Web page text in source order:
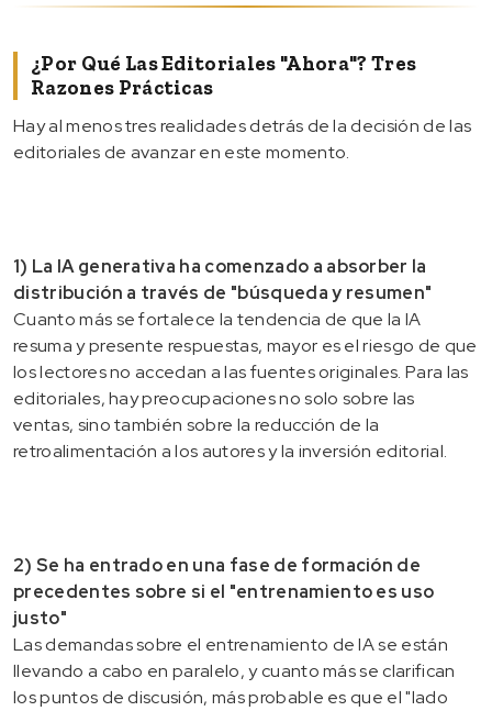
¿Por Qué Las Editoriales "ahora"? Tres
Razones Prácticas
Hay al menos tres realidades detrás de la decisión de las
editoriales de avanzar en este momento.
1) La IA generativa ha comenzado a absorber la
distribución a través de "búsqueda y resumen"
Cuanto más se fortalece la tendencia de que la IA
resuma y presente respuestas, mayor es el riesgo de que
los lectores no accedan a las fuentes originales. Para las
editoriales, hay preocupaciones no solo sobre las
ventas, sino también sobre la reducción de la
retroalimentación a los autores y la inversión editorial.
2) Se ha entrado en una fase de formación de
precedentes sobre si el "entrenamiento es uso
justo"
Las demandas sobre el entrenamiento de IA se están
llevando a cabo en paralelo, y cuanto más se clarifican
los puntos de discusión, más probable es que el "lado